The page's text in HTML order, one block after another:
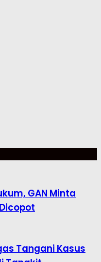
GAN Minta
Tangani Kasus